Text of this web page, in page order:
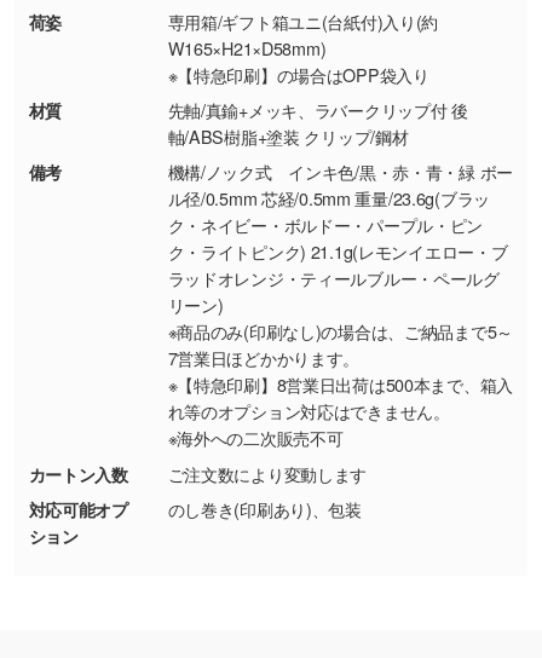
しの作り方が分からない
印刷したいデータが印刷範囲よりも小さい場
合、シンプルな色・柄の背景であれば拡張が可
能です。→
詳しく見る
・デザインにQRコードを入れたい／QRコード
を生成してほしい
URLをご指定いただければ、QRコードを生成
いたします。配置のご相談にも応じています。
詳しく見る
荷姿
専用箱/ギフト箱ユニ(台紙付)入り(約
W165×H21×D58mm)
※【特急印刷】の場合はOPP袋入り
材質
先軸/真鍮+メッキ、ラバークリップ付 後
軸/ABS樹脂+塗装 クリップ/鋼材
備考
機構/ノック式 インキ色/黒・赤・青・緑 ボー
ル径/0.5mm 芯経/0.5mm 重量/23.6g(ブラッ
ク・ネイビー・ボルドー・パープル・ピン
ク・ライトピンク) 21.1g(レモンイエロー・ブ
ラッドオレンジ・ティールブルー・ペールグ
リーン)
※商品のみ(印刷なし)の場合は、ご納品まで5～
7営業日ほどかかります。
※【特急印刷】8営業日出荷は500本まで、箱入
れ等のオプション対応はできません。
※海外への二次販売不可
カートン入数
ご注文数により変動します
対応可能オプ
ション
のし巻き(印刷あり)、包装